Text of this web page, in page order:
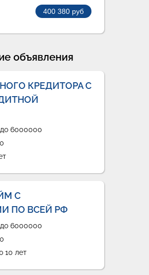
400 380 руб
объявления
КРЕДИТОРА С
6000000
С
ПО ВСЕЙ РФ
6000000
10 лет